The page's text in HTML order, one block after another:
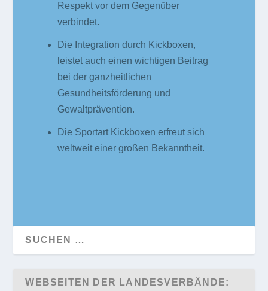
Respekt vor dem Gegenüber
verbindet.
Die Integration durch Kickboxen,
leistet auch einen wichtigen Beitrag
bei der ganzheitlichen
Gesundheitsförderung und
Gewaltprävention.
Die Sportart Kickboxen erfreut sich
weltweit einer großen Bekanntheit.
WEBSEITEN DER LANDESVERBÄNDE: